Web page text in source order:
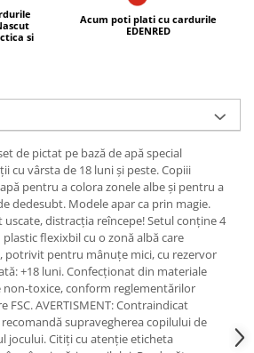
si
Acum poti plati cu cardurile
EDENRED
de pictat pe bază de apă special
cu vârsta de 18 luni și peste. Copiii
pentru a colora zonele albe și pentru a
dedesubt. Modele apar ca prin magie.
uscate, distracția reîncepe! Setul conține 4
flexixbil cu o zonă albă care
potrivit pentru mânuțe mici, cu rezervor
+18 luni. Confecționat din materiale
non-toxice, conform reglementărilor
FSC. AVERTISMENT: Contraindicat
supravegherea copilului de
jocului. Citiți cu atenție eticheta